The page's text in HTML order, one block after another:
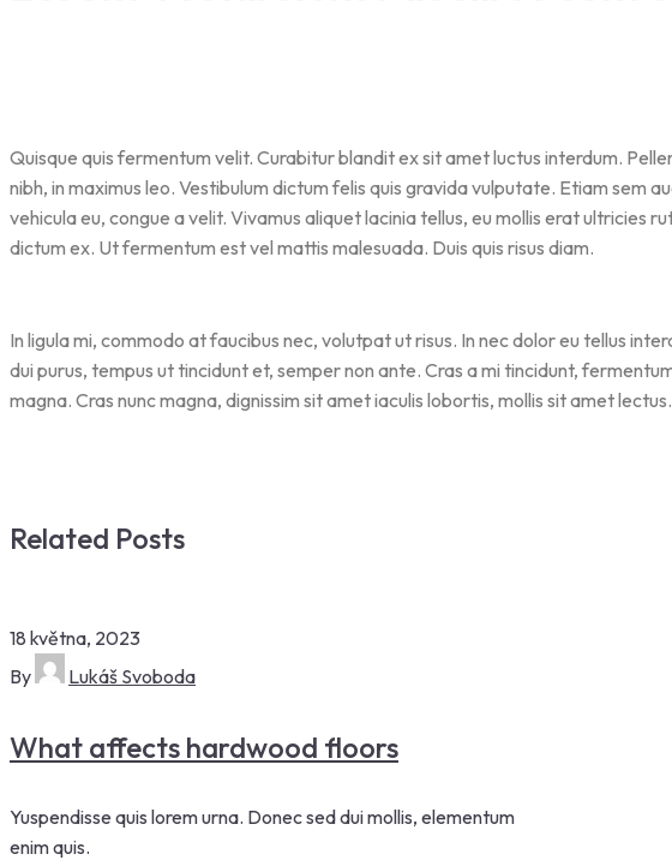
Quisque quis fermentum velit. Curabitur blandit ex sit amet luctus interdum.
nibh, in maximus leo. Vestibulum dictum felis quis gravida vulputate. Etiam sem
vehicula eu, congue a velit. Vivamus aliquet lacinia tellus, eu mollis erat ultricies
dictum ex. Ut fermentum est vel mattis malesuada. Duis quis risus diam.
In ligula mi, commodo at faucibus nec, volutpat ut risus. In nec dolor eu tellus
dui purus, tempus ut tincidunt et, semper non ante. Cras a mi tincidunt,
magna. Cras nunc magna, dignissim sit amet iaculis lobortis, mollis sit amet lectus.
Related Posts
18 května, 2023
By
Lukáš Svoboda
What affects hardwood floors
Yuspendisse quis lorem urna. Donec sed dui mollis, elementum
enim quis.